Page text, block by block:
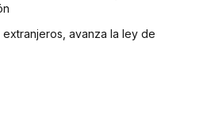
avanza la ley de